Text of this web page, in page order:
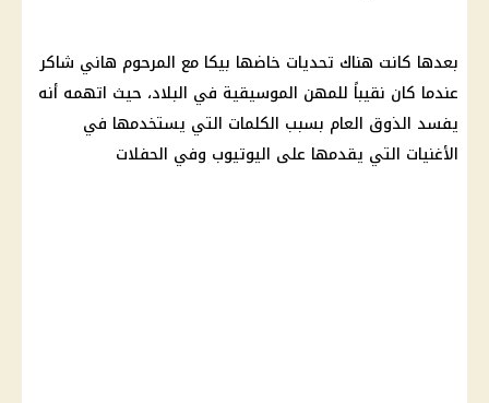
بعدها كانت هناك تحديات خاضها بيكا مع المرحوم هاني شاكر
عندما كان نقيباً للمهن الموسيقية في البلاد، حيث اتهمه أنه
يفسد الذوق العام بسبب الكلمات التي يستخدمها في
الأغنيات التي يقدمها على اليوتيوب وفي الحفلات